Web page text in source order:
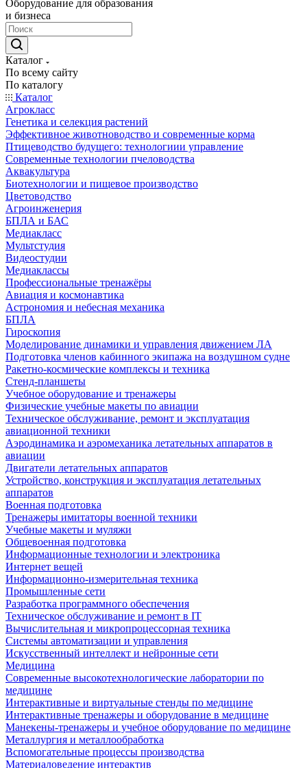
Оборудование для образования
и бизнеса
Каталог
По всему сайту
По каталогу
Каталог
Агрокласс
Генетика и селекция растений
Эффективное животноводство и современные корма
Птицеводство будущего: технологиии управление
Современные технологии пчеловодства
Аквакультура
Биотехнологии и пищевое производство
Цветоводство
Агроинженерия
БПЛА и БАС
Медиакласс
Мультстудия
Видеостудии
Медиаклассы
Профессиональные тренажёры
Авиация и космонавтика
Астрономия и небесная механика
БПЛА
Гироскопия
Моделирование динамики и управления движением ЛА
Подготовка членов кабинного экипажа на воздушном судне
Ракетно-космические комплексы и техника
Стенд-планшеты
Учебное оборудование и тренажеры
Физические учебные макеты по авиации
Техническое обслуживание, ремонт и эксплуатация
авиационной техники
Аэродинамика и аэромеханика летательных аппаратов в
авиации
Двигатели летательных аппаратов
Устройство, конструкция и эксплуатация летательных
аппаратов
Военная подготовка
Тренажеры имитаторы военной техники
Учебные макеты и муляжи
Общевоенная подготовка
Информационные технологии и электроника
Интернет вещей
Информационно-измерительная техника
Промышленные сети
Разработка программного обеспечения
Техническое обслуживание и ремонт в IT
Вычислительная и микропроцессорная техника
Системы автоматизации и управления
Искусственный интеллект и нейронные сети
Медицина
Современные высокотехнологические лаборатории по
медицине
Интерактивные и виртуальные стенды по медицине
Интерактивные тренажеры и оборудование в медицине
Манекены-тренажеры и учебное оборудование по медицине
Металлургия и металлообработка
Вспомогательные процессы производства
Материаловедение интерактив